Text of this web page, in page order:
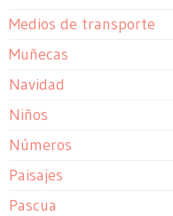
Medios de transporte
Muñecas
Navidad
Niños
Números
Paisajes
Pascua